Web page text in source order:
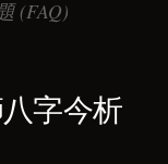
(FAQ)
字今析